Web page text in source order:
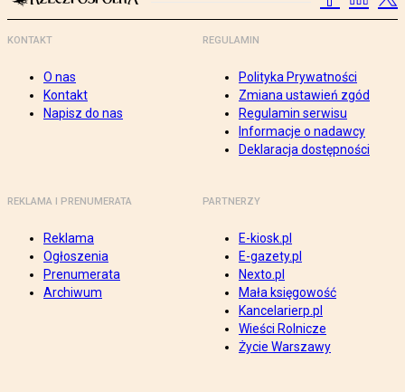
KONTAKT
O nas
Kontakt
Napisz do nas
REGULAMIN
Polityka Prywatności
Zmiana ustawień zgód
Regulamin serwisu
Informacje o nadawcy
Deklaracja dostępności
REKLAMA I PRENUMERATA
Reklama
Ogłoszenia
Prenumerata
Archiwum
PARTNERZY
E-kiosk.pl
E-gazety.pl
Nexto.pl
Mała księgowość
Kancelarierp.pl
Wieści Rolnicze
Życie Warszawy